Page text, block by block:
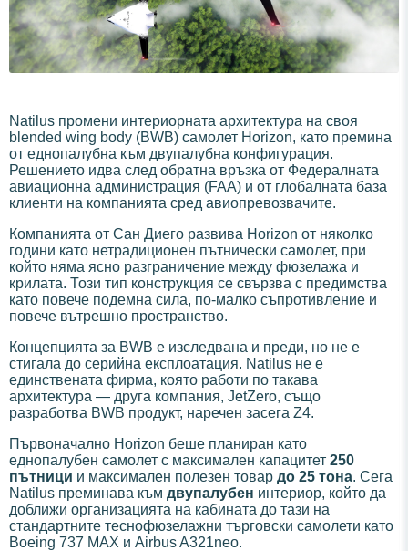
Natilus промени интериорната архитектура на своя
blended wing body (BWB) самолет Horizon, като премина
от еднопалубна към двупалубна конфигурация.
Решението идва след обратна връзка от Федералната
авиационна администрация (FAA) и от глобалната база
клиенти на компанията сред авиопревозвачите.
Компанията от Сан Диего развива Horizon от няколко
години като нетрадиционен пътнически самолет, при
който няма ясно разграничение между фюзелажа и
крилата. Този тип конструкция се свързва с предимства
като повече подемна сила, по-малко съпротивление и
повече вътрешно пространство.
Концепцията за BWB е изследвана и преди, но не е
стигала до серийна експлоатация. Natilus не е
единствената фирма, която работи по такава
архитектура — друга компания, JetZero, също
разработва BWB продукт, наречен засега Z4.
Първоначално Horizon беше планиран като
еднопалубен самолет с максимален капацитет 250
пътници и максимален полезен товар до 25 тона. Сега
Natilus преминава към двупалубен интериор, който да
доближи организацията на кабината до тази на
стандартните теснофюзелажни търговски самолети като
Boeing 737 MAX и Airbus A321neo.